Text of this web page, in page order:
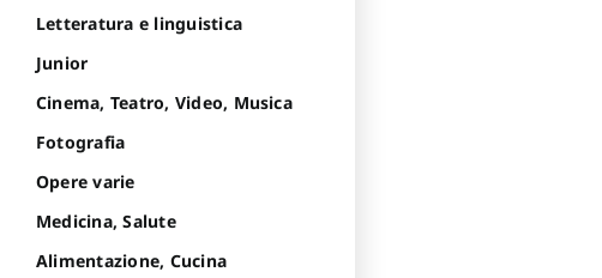
Letteratura e linguistica
Junior
Cinema, Teatro, Video, Musica
Fotografia
Opere varie
Medicina, Salute
Alimentazione, Cucina